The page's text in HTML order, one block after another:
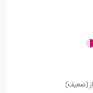
(ضعیف)